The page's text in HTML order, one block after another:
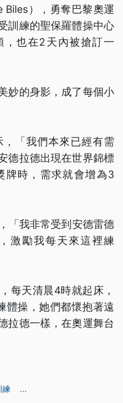
Biles），勇奪巴黎奧運
訓練的聖保羅體操中心
也在2天內被搶訂一
妙的身影，成了每個小
「我們本來已經有需
德拉德出現在世界錦標
牌時，需求就會增為3
「我非常受到安德雷德
激勵我每天來這裡練
每天清晨4時就起床，
體操，她們都懷抱著遠
拉德一樣，在奧運舞台
練 ...